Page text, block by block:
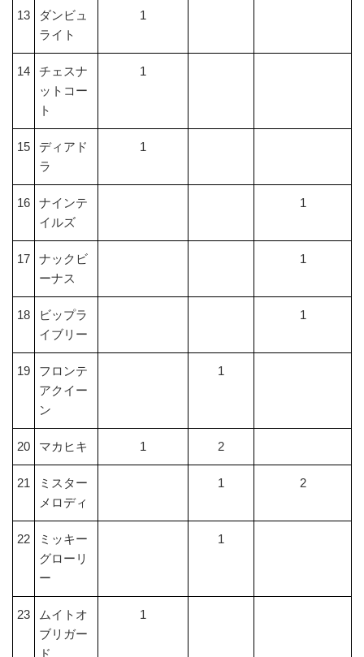
13
ダンビュ
ライト
1
14
チェスナ
ットコー
ト
1
15
ディアド
ラ
1
16
ナインテ
イルズ
1
17
ナックビ
ーナス
1
18
ビップラ
イブリー
1
19
フロンテ
アクイー
ン
1
20 マカヒキ 1 2
21
ミスター
メロディ
1 2
22
ミッキー
グローリ
ー
1
23
ムイトオ
ブリガー
ド
1